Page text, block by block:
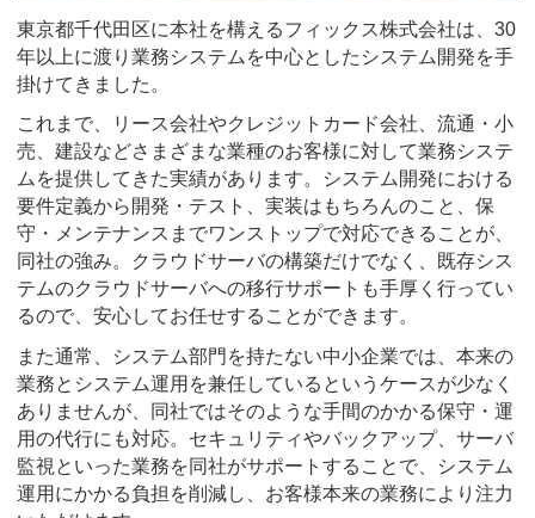
東京都千代田区に本社を構えるフィックス株式会社は、30
年以上に渡り業務システムを中心としたシステム開発を手
掛けてきました。
これまで、リース会社やクレジットカード会社、流通・小
売、建設などさまざまな業種のお客様に対して業務システ
ムを提供してきた実績があります。システム開発における
要件定義から開発・テスト、実装はもちろんのこと、保
守・メンテナンスまでワンストップで対応できることが、
同社の強み。クラウドサーバの構築だけでなく、既存シス
テムのクラウドサーバへの移行サポートも手厚く行ってい
るので、安心してお任せすることができます。
また通常、システム部門を持たない中小企業では、本来の
業務とシステム運用を兼任しているというケースが少なく
ありませんが、同社ではそのような手間のかかる保守・運
用の代行にも対応。セキュリティやバックアップ、サーバ
監視といった業務を同社がサポートすることで、システム
運用にかかる負担を削減し、お客様本来の業務により注力